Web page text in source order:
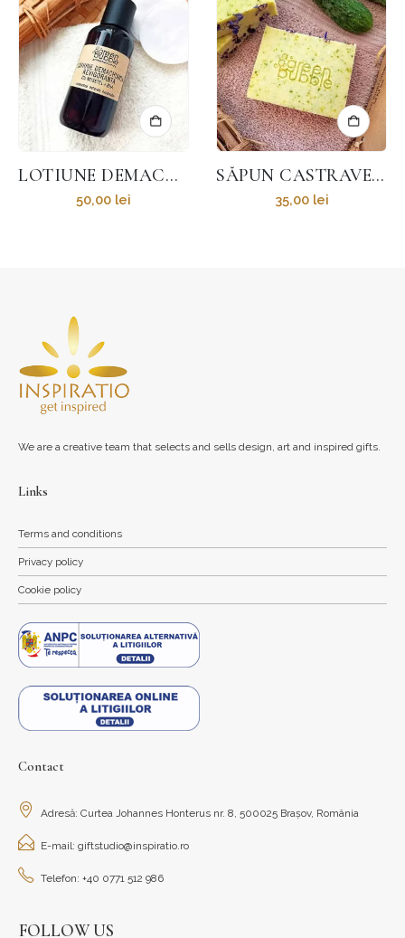
LOTIUNE DEMACHIANTA 100ML
50,00 lei
SĂPUN CASTRAVEȚI
35,00 lei
We are a creative team that selects and sells design, art and inspired gifts.
Links
Terms and conditions
Privacy policy
Cookie policy
Contact
Adresă: Curtea Johannes Honterus nr. 8, 500025 Brașov, România
E-mail: giftstudio@inspiratio.ro
Telefon: +40 0771 512 986
FOLLOW US